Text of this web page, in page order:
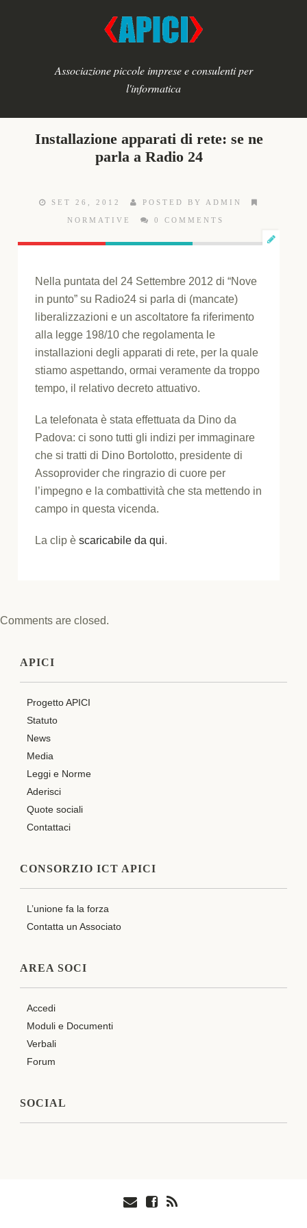
Associazione piccole imprese e consulenti per
l'informatica
Installazione apparati di rete: se ne
parla a Radio 24
SET 26, 2012 POSTED BY ADMIN
NORMATIVE 0 COMMENTS
Nella puntata del 24 Settembre 2012 di “Nove
in punto” su Radio24 si parla di (mancate)
liberalizzazioni e un ascoltatore fa riferimento
alla legge 198/10 che regolamenta le
installazioni degli apparati di rete, per la quale
stiamo aspettando, ormai veramente da troppo
tempo, il relativo decreto attuativo.
La telefonata è stata effettuata da Dino da
Padova: ci sono tutti gli indizi per immaginare
che si tratti di Dino Bortolotto, presidente di
Assoprovider che ringrazio di cuore per
l’impegno e la combattività che sta mettendo in
campo in questa vicenda.
La clip èscaricabile da qui.
Comments are closed.
APICI
Progetto APICI
Statuto
News
Media
Leggi e Norme
Aderisci
Quote sociali
Contattaci
CONSORZIO ICT APICI
L’unione fa la forza
Contatta un Associato
AREA SOCI
Accedi
Moduli e Documenti
Verbali
Forum
SOCIAL